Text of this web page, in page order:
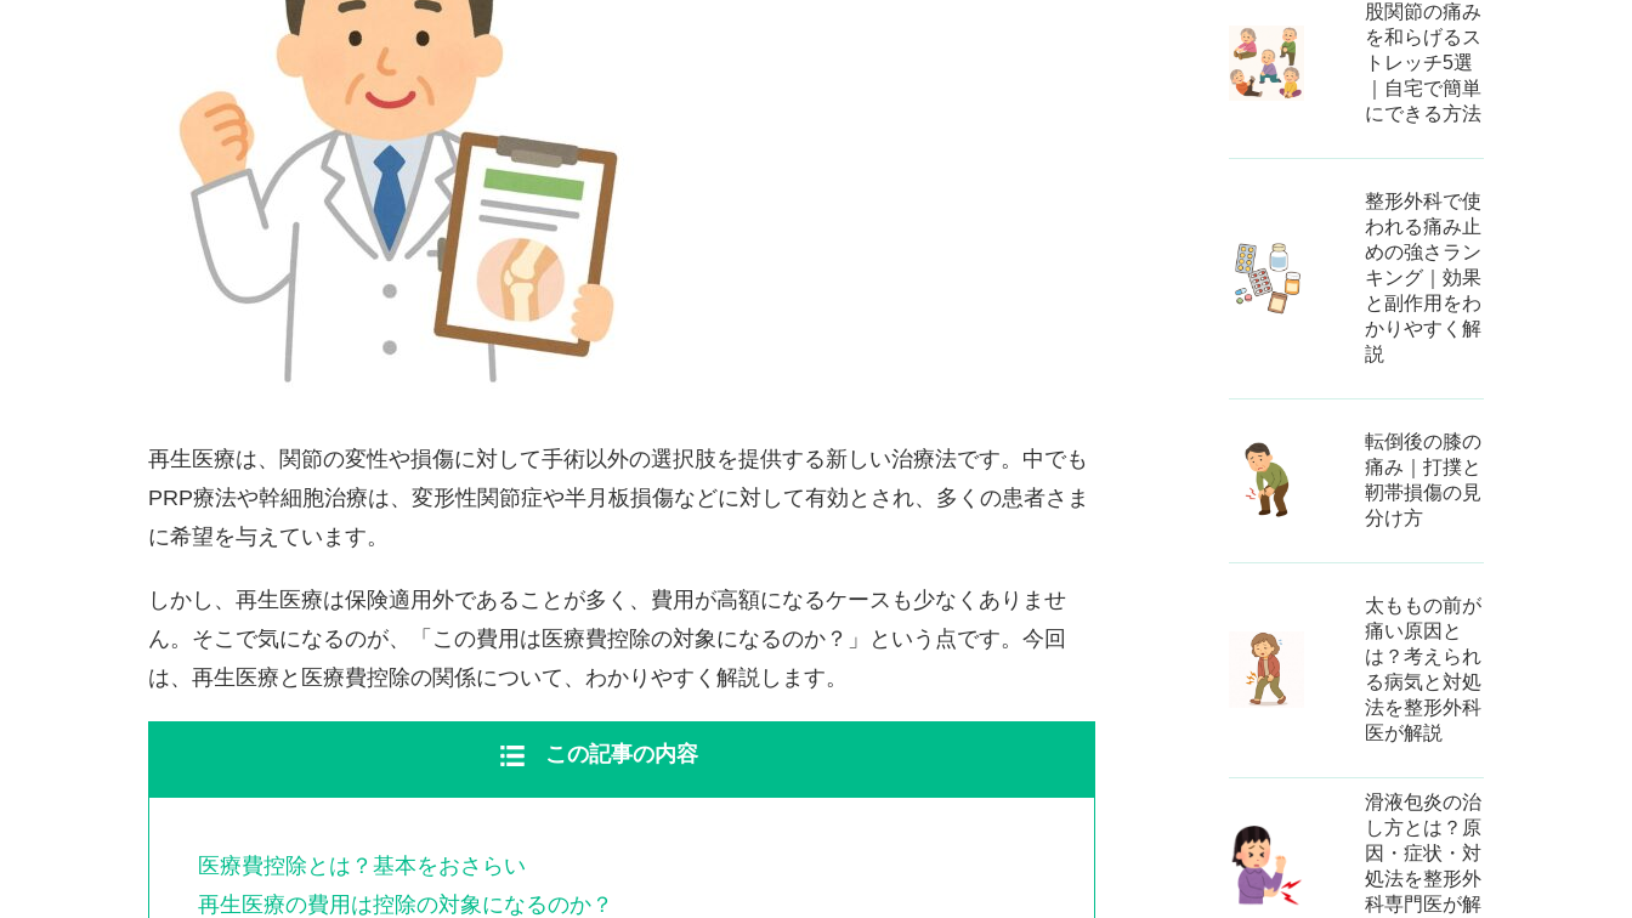
再生医療は、関節の変性や損傷に対して手術以外の選択肢を提供する新しい治療法です。中でも
PRP療法や幹細胞治療は、変形性関節症や半月板損傷などに対して有効とされ、多くの患者さま
に希望を与えています。
しかし、再生医療は保険適用外であることが多く、費用が高額になるケースも少なくありませ
ん。そこで気になるのが、「この費用は医療費控除の対象になるのか？」という点です。今回
は、再生医療と医療費控除の関係について、わかりやすく解説します。
この記事の内容
医療費控除とは？基本をおさらい
再生医療の費用は控除の対象になるのか？
股関節の痛み
を和らげるス
トレッチ5選
｜自宅で簡単
にできる方法
整形外科で使
われる痛み止
めの強さラン
キング｜効果
と副作用をわ
かりやすく解
説
転倒後の膝の
痛み｜打撲と
靭帯損傷の見
分け方
太ももの前が
痛い原因と
は？考えられ
る病気と対処
法を整形外科
医が解説
滑液包炎の治
し方とは？原
因・症状・対
処法を整形外
科専門医が解